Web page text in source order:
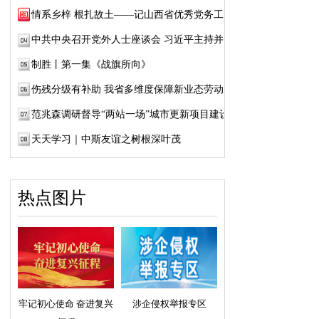
情系乡梓 根扎故土——记山西省优秀党务工作...
中共中央召开党外人士座谈会 习近平主持并发...
制胜丨第一集《战旗所向》
伤残分级有补助 我省多维度保障新业态劳动者...
范兆森调研督导“两站一场”城市更新项目建设
天天学习｜中斯友谊之树根深叶茂
热点图片
牢记初心使命 奋进复兴
涉企侵权举报专区